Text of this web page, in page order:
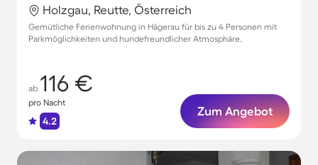
Holzgau, Reutte, Österreich
Gemütliche Ferienwohnung in Hägerau für bis zu 4 Personen mit
Parkmöglichkeiten und hundefreundlicher Atmosphäre.
ab 116 €
pro Nacht
4.2
Zum Angebot